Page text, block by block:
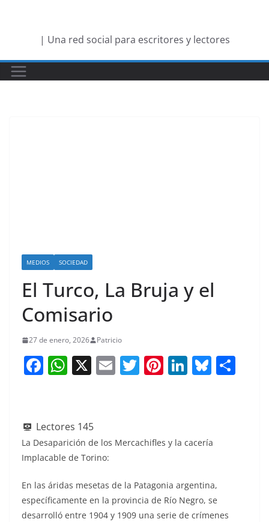
| Una red social para escritores y lectores
MEDIOS SOCIEDAD
El Turco, La Bruja y el
Comisario
27 de enero, 2026 Patricio
F
e
b
o
o
k
W
s
A
p
p
X E T Pi
st
Li
dI
Bl
y
Lectores 145
La Desaparición de los Mercachifles y la cacería
Implacable de Torino:
En las áridas mesetas de la Patagonia argentina,
específicamente en la provincia de Río Negro, se
desarrolló entre 1904 y 1909 una serie de crímenes